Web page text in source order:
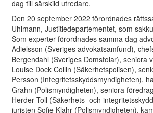
dag till särskild utredare.
Den 20 september 2022 förordnades
Uhlmann, Justitiedepartementet, som
Som experter förordnades samma dag
Adielsson (Sveriges advokatsamfund),
Bergendahl (Sveriges Domstolar), seniora
Louise Dock Collin (Säkerhetspolisen),
Persson (Integritetsskyddsmyndigheten),
Grahn (Polismyndigheten), seniora
Herder Toll (Säkerhets- och
juristen Sofie Klahr (Polismyndigheten),